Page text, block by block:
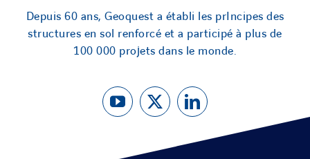
Depuis 60 ans, Geoquest a établi les prIncipes des
structures en sol renforcé et a participé à plus de
100 000 projets dans le monde.